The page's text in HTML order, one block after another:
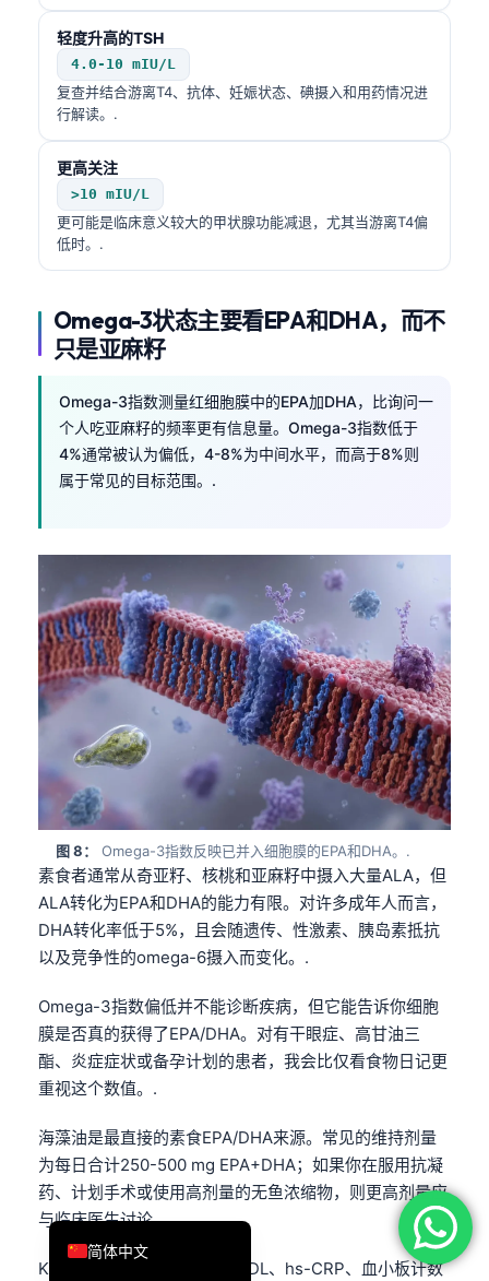
轻度升高的TSH
4.0-10 mIU/L
复查并结合游离T4、抗体、妊娠状态、碘摄入和用药情况进
行解读。.
更高关注
>10 mIU/L
更可能是临床意义较大的甲状腺功能减退，尤其当游离T4偏
低时。.
Omega-3状态主要看EPA和DHA，而不
只是亚麻籽
Omega-3指数测量红细胞膜中的EPA加DHA，比询问一
个人吃亚麻籽的频率更有信息量。Omega-3指数低于
4%通常被认为偏低，4-8%为中间水平，而高于8%则
属于常见的目标范围。.
图 8： Omega-3指数反映已并入细胞膜的EPA和DHA。.
素食者通常从奇亚籽、核桃和亚麻籽中摄入大量ALA，但
ALA转化为EPA和DHA的能力有限。对许多成年人而言，
DHA转化率低于5%，且会随遗传、性激素、胰岛素抵抗
以及竞争性的omega-6摄入而变化。.
Omega-3指数偏低并不能诊断疾病，但它能告诉你细胞
膜是否真的获得了EPA/DHA。对有干眼症、高甘油三
酯、炎症症状或备孕计划的患者，我会比仅看食物日记更
重视这个数值。.
海藻油是最直接的素食EPA/DHA来源。常见的维持剂量
为每日合计250-500 mg EPA+DHA；如果你在服用抗凝
药、计划手术或使用高剂量的无鱼浓缩物，则更高剂量应
与临床医生讨论。.
Kantesti AI会在甘油三酯、HDL、hs-CRP、血小板计数
简体中文
English
Deutsch
العربية
עִבְרִית
Italiano
Español
Português
Ελληνικά
Türkçe
Română
فارسی
Dansk
Nederlands
हिन्दी
Bahasa Indonesia
Հայերեն
Svenska
Bosanski
Azərbaycan dili
日本語
Čeština
Русский
Lietuvių kalba
Polski
Slovenščina
Magyar
Shqip